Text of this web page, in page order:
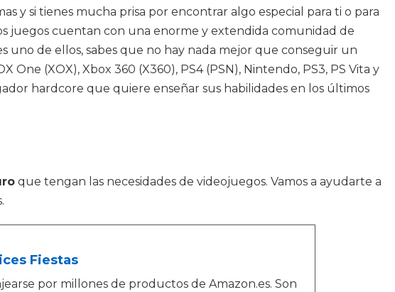
y si tienes mucha prisa por encontrar algo especial para ti o para
juegos cuentan con una enorme y extendida comunidad de
uno de ellos, sabes que no hay nada mejor que conseguir un
(XOX), Xbox 360 (X360), PS4 (PSN), Nintendo, PS3, PS Vita y
hardcore que quiere enseñar sus habilidades en los últimos
que tengan las necesidades de videojuegos. Vamos a ayudarte a
Fiestas
por millones de productos de Amazon.es. Son